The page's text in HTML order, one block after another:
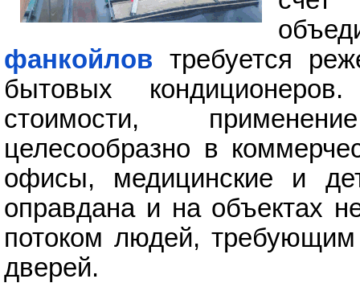
фанкойлов требуется
бытовых
стоимости,
целесообразно в
офисы, медицинские и
оправдана и на объектах
потоком людей, требующим
дверей.